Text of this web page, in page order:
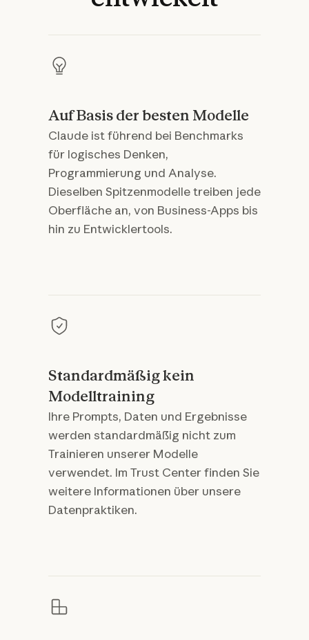
Auf Basis der besten Modelle
Claude ist führend bei Benchmarks
für logisches Denken,
Programmierung und Analyse.
Dieselben Spitzenmodelle treiben jede
Oberfläche an, von Business-Apps bis
hin zu Entwicklertools.
Standardmäßig kein
Modelltraining
Ihre Prompts, Daten und Ergebnisse
werden standardmäßig nicht zum
Trainieren unserer Modelle
verwendet. Im Trust Center finden Sie
weitere Informationen über unsere
Datenpraktiken.